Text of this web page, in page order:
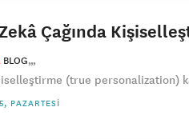
Çağında
BLOG
(true personalization)
PAZARTESI